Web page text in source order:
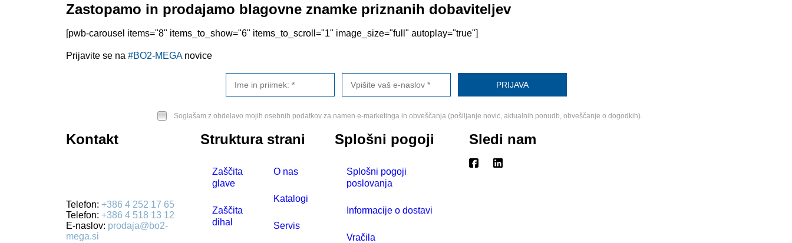
Zastopamo in prodajamo blagovne znamke priznanih dobaviteljev
[pwb-carousel items="8" items_to_show="6" items_to_scroll="1" image_size="full" autoplay="true"]
Prijavite se na #BO2-MEGAnovice
Soglašam z obdelavo mojih osebnih podatkov za namen e-marketinga in obveščanja (pošiljanje novic, aktualnih ponudb, obveščanje o dogodkih).
Kontakt
Telefon: +386 4 252 17 65
Telefon: +386 4 518 13 12
E-naslov: prodaja@bo2-
mega.si
Struktura strani
Zaščita
glave
Zaščita
dihal
O nas
Katalogi
Servis
Splošni pogoji
Splošni pogoji
poslovanja
Informacije o dostavi
Vračila
Sledi nam